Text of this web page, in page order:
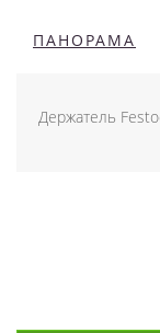
ПАНОРАМА
Держатель